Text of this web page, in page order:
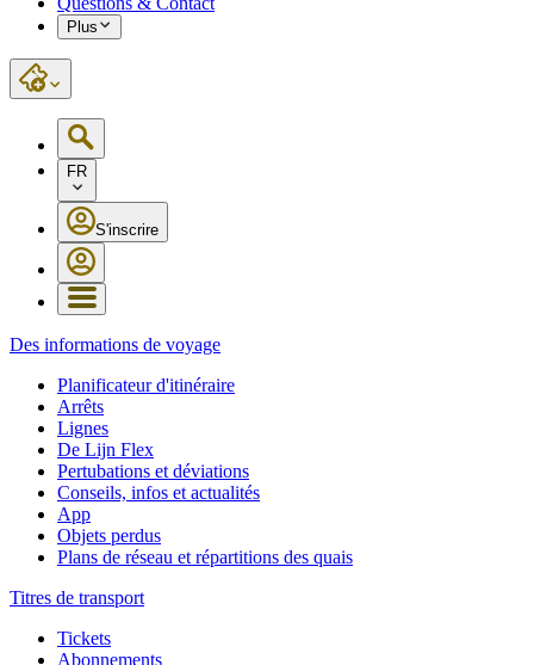
Plus
FR
S'inscrire
Des informations de voyage
Planificateur d'itinéraire
Arrêts
Lignes
De Lijn Flex
Pertubations et déviations
Conseils, infos et actualités
App
Objets perdus
Plans de réseau et répartitions des quais
Titres de transport
Tickets
Abonnements